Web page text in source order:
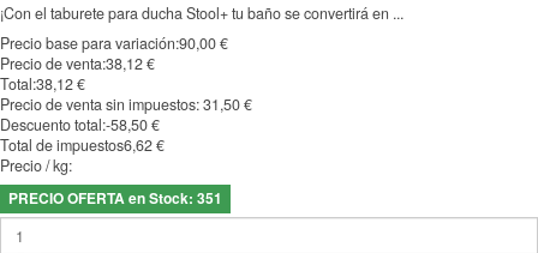
¡Con el taburete para ducha Stool+ tu baño se convertirá en ...
Precio base para variación:90,00 €
Precio de venta:38,12 €
Total:38,12 €
Precio de venta sin impuestos:31,50 €
Descuento total:-58,50 €
Total de impuestos6,62 €
Precio / kg:
PRECIO OFERTA en Stock: 351